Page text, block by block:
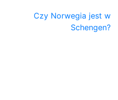
Czy Norwegia jest w
Schengen?